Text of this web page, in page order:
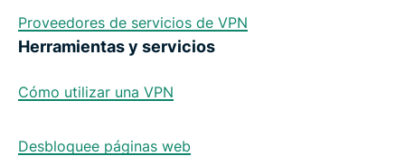
Proveedores de servicios de VPN
Herramientas y servicios
Cómo utilizar una VPN
Desbloquee páginas web